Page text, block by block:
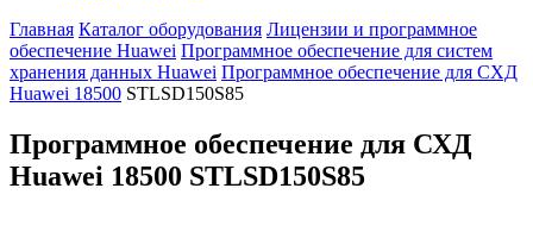
Главная Каталог оборудования Лицензии и программное
обеспечение Huawei Программное обеспечение для систем
хранения данных Huawei Программное обеспечение для СХД
Huawei 18500 STLSD150S85
Программное обеспечение для СХД
Huawei 18500 STLSD150S85